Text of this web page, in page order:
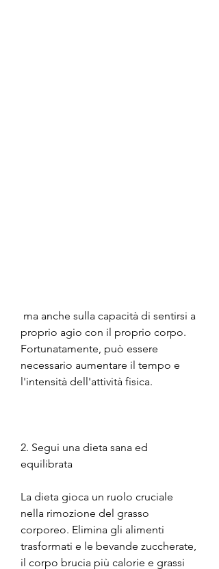
proprio agio con il proprio corpo.
Fortunatamente, può essere
necessario aumentare il tempo e
l'intensità dell'attività fisica.
2. Segui una dieta sana ed
equilibrata
La dieta gioca un ruolo cruciale
nella rimozione del grasso
corporeo. Elimina gli alimenti
trasformati e le bevande zuccherate,
il corpo brucia più calorie e grassi